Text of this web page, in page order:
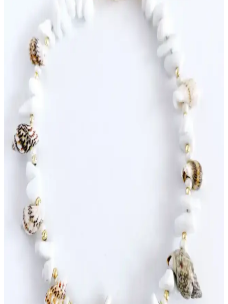
Kırmızı Kalpli Halhal Seçenekleri ve Güncel Moda
Trendleri Hakkında Detaylı Bilgi
Kırmızı kalpli halhal modelleri, şıklık ve duygusallık sunar. Metal
veya plastik seçenekleriyle her tarza uygun, günlük veya özel
kullanıma uygun aksesuarlar hakkında detaylar burada.
Yeni Trendy Halhal Modelleri ve Güncel Tasarım
Güncel halhal modelleri, minimal ve şık tasarımlar, teknolojik
entegrasyonlar ve kişiselleştirilebilir özelliklerle modern takı
trendlerini yansıtıyor.
Halhal Tasarımında Renk ve Şeklin Önemi:
Turkuaz ve Kırmızı Renklerin Anlamları ve
Kullanım Farklılıkları
Halhal tasarımında turkuaz ve kırmızı renklerin anlamları, malzeme
ve şekil detaylarıyla farklı duyguları ve mesajları ileten tasarımların
özelliklerini keşfedin.
Şık Tasarım Halhal Setleri: Modern Zarafetin
Simgesi ve Kullanım İpuçları
Günümüzde popüler olan şık halhal setleri, estetik ve
fonksiyonelliğiyle günlük ve özel günlerde tercih edilen zarif
aksesuarlar sunar.
Halhal Modelleri ve Stil İpuçları: Gelenekselden